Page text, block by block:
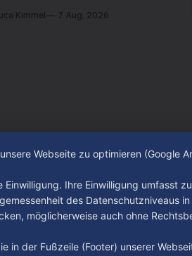
ist. In dieser Zeit erlebte
Kimmel 7. Aug. 2026
Impressum
Webseite zu optimieren (Google
Ihre Einwilligung umfasst
des
möglicherweise auch ohne
in der Fußzeile (Footer) unserer